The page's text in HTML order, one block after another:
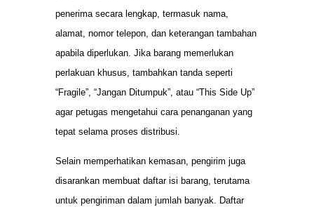
penerima secara lengkap, termasuk nama,
alamat, nomor telepon, dan keterangan tambahan
apabila diperlukan. Jika barang memerlukan
perlakuan khusus, tambahkan tanda seperti
“Fragile”, “Jangan Ditumpuk”, atau “This Side Up”
agar petugas mengetahui cara penanganan yang
tepat selama proses distribusi.
Selain memperhatikan kemasan, pengirim juga
disarankan membuat daftar isi barang, terutama
untuk pengiriman dalam jumlah banyak. Daftar